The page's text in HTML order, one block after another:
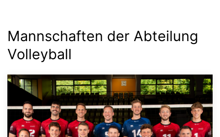
Mannschaften der Abteilung
Volleyball